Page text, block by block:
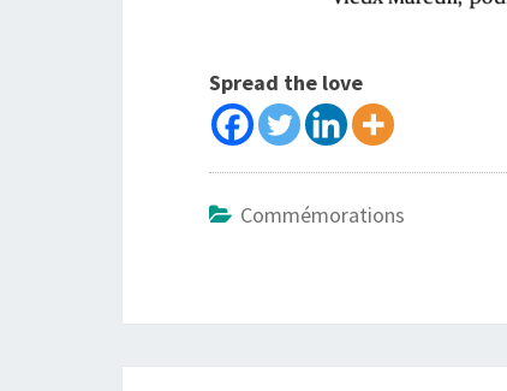
Spread the love
Commémorations